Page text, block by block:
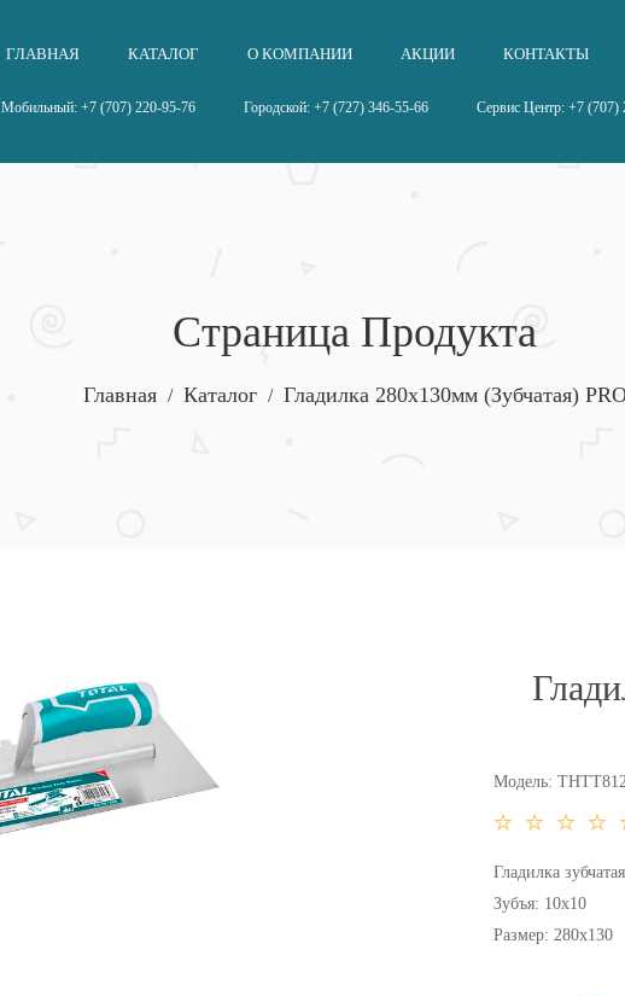
ГЛАВНАЯ КАТАЛОГ О КОМПАНИИ АКЦИИ КОНТАКТЫ
Мобильный: +7 (707) 220-95-76 Городской: +7 (727) 346-55-66 Сервис Центр: +7 (707)
Страница Продукта
Главная / Каталог / Гладилка 280x130мм (зубчатая)
Модель:
Гладилка
Зубъя: 10х10
Размер: 280х130